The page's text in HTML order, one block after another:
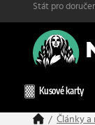
Stát pro
Kusové karty
Články